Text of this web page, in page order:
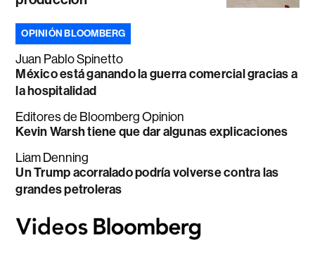
OPINIÓN BLOOMBERG
Juan Pablo Spinetto
México está ganando la guerra comercial gracias a
la hospitalidad
Editores de Bloomberg Opinion
Kevin Warsh tiene que dar algunas explicaciones
Liam Denning
Un Trump acorralado podría volverse contra las
grandes petroleras